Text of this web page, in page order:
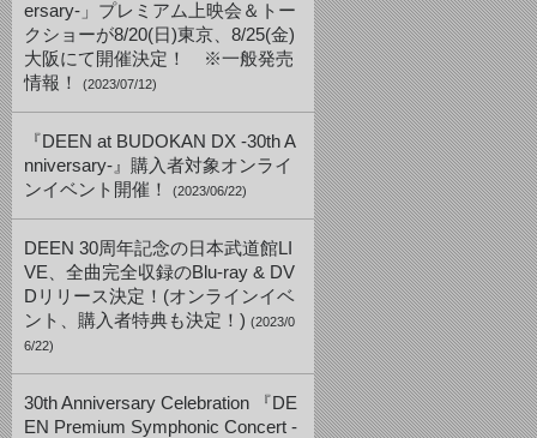
ersary-」プレミアム上映会＆トー
クショーが8/20(日)東京、8/25(金)
大阪にて開催決定！ ※一般発売
情報！
(2023/07/12)
『DEEN at BUDOKAN DX -30th A
nniversary-』購入者対象オンライ
ンイベント開催！
(2023/06/22)
DEEN 30周年記念の日本武道館LI
VE、全曲完全収録のBlu-ray & DV
Dリリース決定！(オンラインイベ
ント、購入者特典も決定！) (2023/0
6/22)
30th Anniversary Celebration 『DE
EN Premium Symphonic Concert -